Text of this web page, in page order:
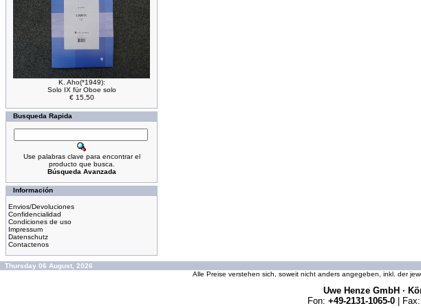
K. Aho(*1949):
Solo IX für Oboe solo
€ 15,50
Busqueda Rapida
Use palabras clave para encontrar el
producto que busca.
Búsqueda Avanzada
Información
Envios/Devoluciones
Confidencialidad
Condiciones de uso
Impressum
Datenschutz
Contactenos
Thursday 06 August, 2026
Alle Preise verstehen sich, soweit nicht anders angegeben, inkl. der
Uwe Henze GmbH ·
Fon: +49-2131-1065-0 | Fax: